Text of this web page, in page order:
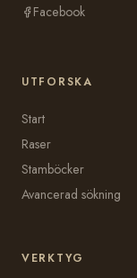
Facebook
UTFORSKA
Start
Raser
Stamböcker
Avancerad sökning
VERKTYG